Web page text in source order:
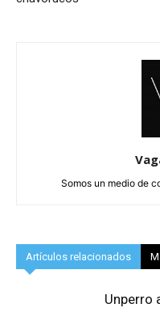
Somos un medio de
Artículos relacionados
Unperro